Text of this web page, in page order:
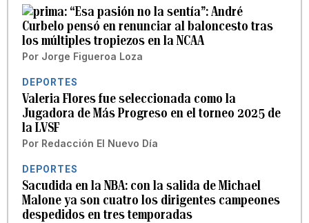
“Esa pasión no la sentía”: André
Curbelo pensó en renunciar al baloncesto tras
los múltiples tropiezos en la NCAA
Por Jorge Figueroa Loza
DEPORTES
Valeria Flores fue seleccionada como la
Jugadora de Más Progreso en el torneo 2025 de
la LVSF
Por Redacción El Nuevo Día
DEPORTES
Sacudida en la NBA: con la salida de Michael
Malone ya son cuatro los dirigentes campeones
despedidos en tres temporadas